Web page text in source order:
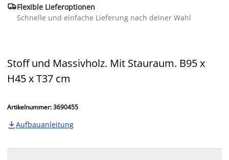
Flexible Lieferoptionen
Schnelle und einfache Lieferung nach deiner Wahl
Stoff und Massivholz. Mit Stauraum. B95 x
H45 x T37 cm
Artikelnummer: 3690455
 Aufbauanleitung